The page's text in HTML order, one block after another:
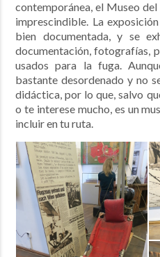
contemporánea, el Museo
imprescindible. La
bien documentada, y se
documentación, fotografías,
usados para la fuga.
bastante desordenado y no
didáctica, por lo que, salvo
o te interese mucho, es un
incluir en tu ruta.